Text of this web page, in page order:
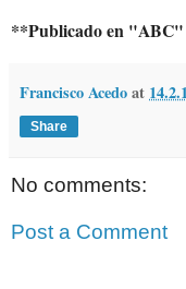
**Publicado en "ABC"
Francisco Acedoat
Share
No comments:
Post a Comment